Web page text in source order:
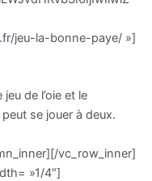
jeu-la-bonne-paye/ »]
de l’oie et le
se jouer à deux.
vc_row_inner]
»1/4″]